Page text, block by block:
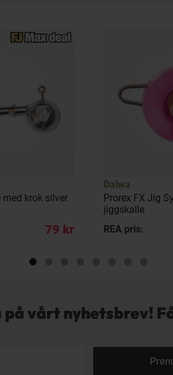
krok silver
79 kr
Daiwa
Prorex FX Jig
jiggskalle
REA pris:
på vårt nyhetsbrev!